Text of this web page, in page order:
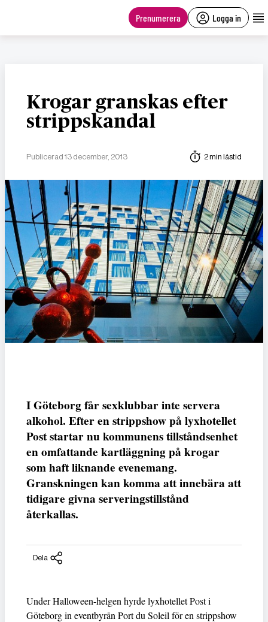
Prenumerera Logga in
Krogar granskas efter
strippskandal
Publicerad 13 december, 2013 2 min lästid
I Göteborg får sexklubbar inte servera
alkohol. Efter en strippshow på lyxhotellet
Post startar nu kommunens tillståndsenhet
en omfattande kartläggning på krogar
som haft liknande evenemang.
Granskningen kan komma att innebära att
tidigare givna serveringstillstånd
återkallas.
Dela
Under Halloween-helgen hyrde lyxhotellet Post i
Göteborg in eventbyrån Port du Soleil för en strippshow